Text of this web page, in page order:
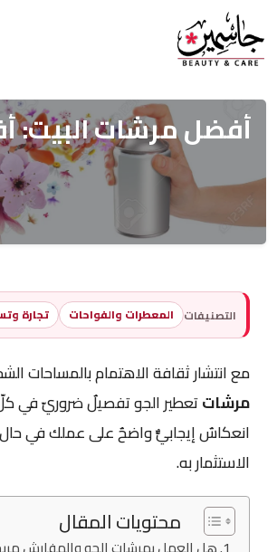
التصنيفات المعطرات والفواحات تجارة
مع انتشار ثقافة الاهتمام بالمساحات
مرشاتتعطير الجو تفصيلٌ ضروريّ في
انعكاسٌ إيجابيٌّ واضحٌ على عملك في
الاستثمار به.
محتويات المقال